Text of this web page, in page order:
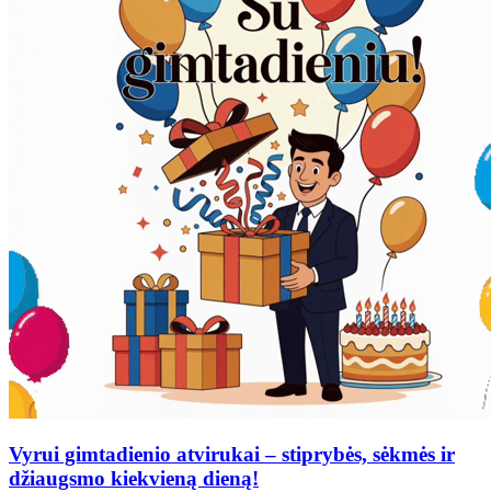
Vyrui gimtadienio atvirukai – stiprybės, sėkmės ir
džiaugsmo kiekvieną dieną!